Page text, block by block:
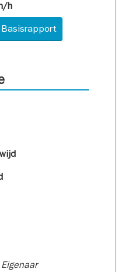
h
Basisrapport